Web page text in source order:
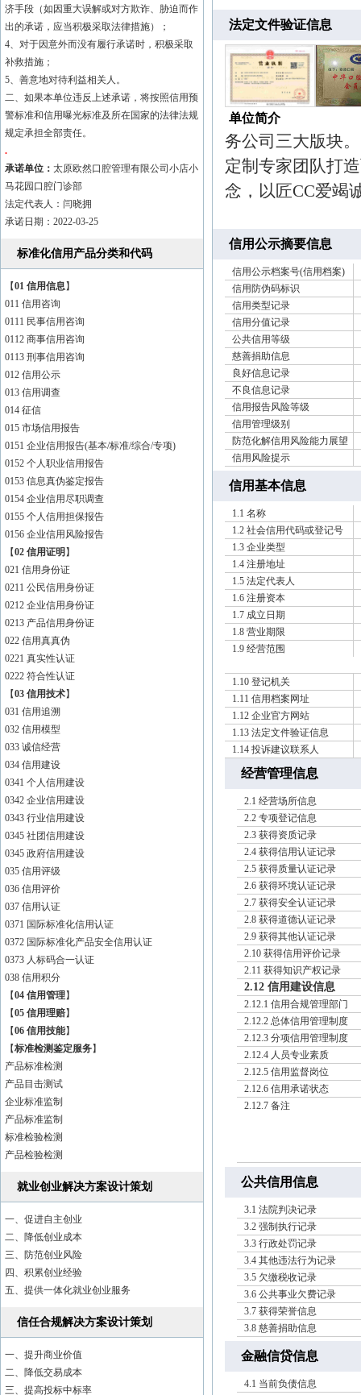
济手段（如因重大误解或对方欺诈、胁迫而作
出的承诺，应当积极采取法律措施）；
4、对于因意外而没有履行承诺时，积极采取
补救措施；
5、善意地对待利益相关人。
二、如果本单位违反上述承诺，将按照信用预
警标准和信用曝光标准及所在国家的法律法规
规定承担全部责任。
.
承诺单位： 太原欧然口腔管理有限公司小店小
马花园口腔门诊部
法定代表人：闫晓拥
承诺日期：2022-03-25
标准化信用产品分类和代码
【01 信用信息】
011 信用咨询
0111 民事信用咨询
0112 商事信用咨询
0113 刑事信用咨询
012 信用公示
013 信用调查
014 征信
015 市场信用报告
0151 企业信用报告(基本/标准/综合/专项)
0152 个人职业信用报告
0153 信息真伪鉴定报告
0154 企业信用尽职调查
0155 个人信用担保报告
0156 企业信用风险报告
【02 信用证明 】
021 信用身份证
0211 公民信用身份证
0212 企业信用身份证
0213 产品信用身份证
022 信用真真伪
0221 真实性认证
0222 符合性认证
【03 信用技术】
031 信用追溯
032 信用模型
033 诚信经营
034 信用建设
0341 个人信用建设
0342 企业信用建设
0343 行业信用建设
0345 社团信用建设
0345 政府信用建设
035 信用评级
036 信用评价
037 信用认证
0371 国际标准化信用认证
0372 国际标准化产品安全信用认证
0373 人标码合一认证
038 信用积分
【04 信用管理】
【05 信用理赔】
【06 信用技能】
【标准检测鉴定服务】
产品标准检测
产品目击测试
企业标准监制
产品标准监制
标准检验检测
产品检验检测
就业创业解决方案设计策划
一、促进自主创业
二、降低创业成本
三、防范创业风险
四、积累创业经验
五、提供一体化就业创业服务
信任合规解决方案设计策划
一、提升商业价值
二、降低交易成本
三、提高投标中标率
法定文件验证信息
单位简介
太原市欧然
年，是一家以口
齐全的综合性医
务公司三大版块
定制专家团队打
念，以匠CC爱竭
公司成立以
一颗璀璨的明珠。
太原市欧然
年，是一家以口
齐全的综合性医
务公司三大版块
定制专家团队打
念，以匠CC爱竭
信用公示摘要信息
信用公示档案号(信用档案)
信用防伪码标识
信用类型记录
信用分值记录
公共信用等级
慈善捐助信息
良好信息记录
不良信息记录
信用报告风险等级
信用管理级别
防范化解信用风险能力展望
信用风险提示
信用基本信息
1.1 名称
1.2 社会信用代码或登记号
1.3 企业类型
1.4 注册地址
1.5 法定代表人
1.6 注册资本
1.7 成立日期
1.8 营业期限
1.9 经营范围
1.10 登记机关
1.11 信用档案网址
1.12 企业官方网站
1.13 法定文件验证信息
1.14 投诉建议联系人
经营管理信息
2.1 经营场所信息
2.2 专项登记信息
2.3 获得资质记录
2.4 获得信用认证记录
2.5 获得质量认证记录
2.6 获得环境认证记录
2.7 获得安全认证记录
2.8 获得道德认证记录
2.9 获得其他认证记录
2.10 获得信用评价记录
2.11 获得知识产权记录
2.12 信用建设信息
2.12.1 信用合规管理部门
2.12.2 总体信用管理制度
2.12.3 分项信用管理制度
2.12.4 人员专业素质
2.12.5 信用监督岗位
2.12.6 信用承诺状态
2.12.7 备注
公共信用信息
3.1 法院判决记录
3.2 强制执行记录
3.3 行政处罚记录
3.4 其他违法行为记录
3.5 欠缴税收记录
3.6 公共事业欠费记录
3.7 获得荣誉信息
3.8 慈善捐助信息
金融信贷信息
4.1 当前负债信息